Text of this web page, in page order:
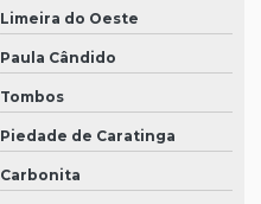
Limeira do Oeste
Paula Cândido
Tombos
Piedade de Caratinga
Carbonita